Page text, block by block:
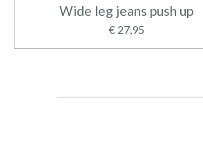
Wide leg jeans push up
€ 27,95